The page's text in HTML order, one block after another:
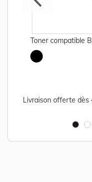
Toner compatible
Livraison offerte dès